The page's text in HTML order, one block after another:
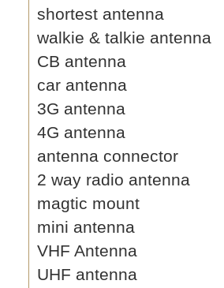
shortest antenna
walkie & talkie antenna
CB antenna
car antenna
3G antenna
4G antenna
antenna connector
2 way radio antenna
magtic mount
mini antenna
VHF Antenna
UHF antenna